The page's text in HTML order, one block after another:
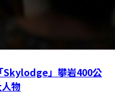
Skylodge」攀岩400公
物